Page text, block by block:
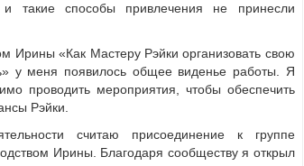
такие способы привлечения не принесли
Ирины «Как Мастеру Рэйки организовать свою
у меня появилось общее виденье работы. Я
проводить мероприятия, чтобы обеспечить
Рэйки.
считаю присоединение к группе
Ирины. Благодаря сообществу я открыл